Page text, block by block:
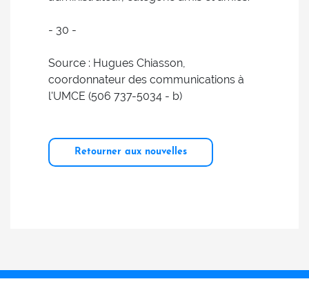
- 30 -
Source : Hugues Chiasson,
coordonnateur des communications à
l'UMCE (506 737-5034 - b)
Retourner aux nouvelles